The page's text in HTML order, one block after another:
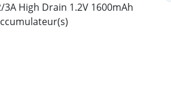
High Drain 1.2V 1600mAh